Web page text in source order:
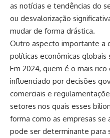
as notícias e tendências do
ou desvalorização
mudar de forma drástica.
Outro aspecto importante a
políticas econômicas globais
Em 2024, quem é o mais
influenciado por decisões
comerciais e
setores nos quais esses
forma como as empresas se
pode ser determinante para